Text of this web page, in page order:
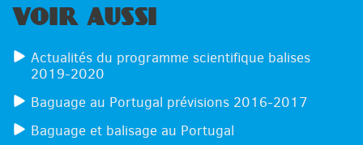
VOIR AUSSI
Actualités du programme scientifique balises
2019-2020
Baguage au Portugal prévisions 2016-2017
Baguage et balisage au Portugal